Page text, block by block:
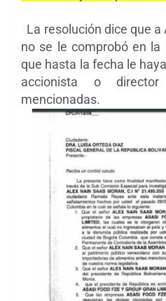
La resolución dice que a
no se le comprobó en la
que hasta la fecha le
accionista o
mencionadas.